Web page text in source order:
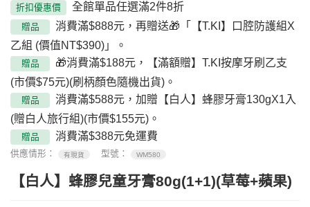
折扣優惠價 全館單品任選滿2件8折
贈品
消費滿$888元，再贈送🎁「【T.KI】口腔防護組X
乙組 (價值NT$390)」。
贈品
🎁消費滿$188元，【滿額贈】T.KI按摩牙刷乙支
(市價$75元)(刷柄顏色隨機出貨)。
贈品
消費滿$588元，加贈【白人】蜂膠牙膏130gX1入
(贈白人旅行組)(市價$155元)。
贈品 消費滿$388元免運費
供應情形： 有現貨 型號： WM580
【白人】蜂膠兒童牙膏80g(1+1)(草莓+蘋果)